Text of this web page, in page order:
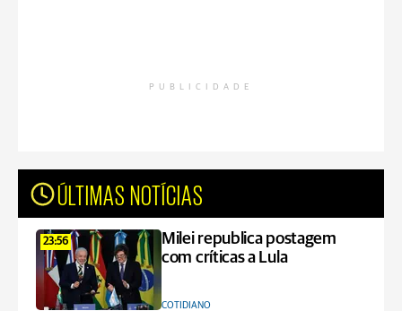
PUBLICIDADE
ÚLTIMAS NOTÍCIAS
23:56
Milei republica postagem
com críticas a Lula
COTIDIANO